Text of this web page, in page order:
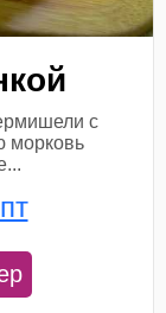
с
морковь